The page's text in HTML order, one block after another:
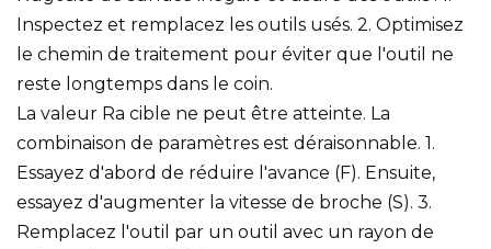
Inspectez et remplacez les outils usés. 2. Optimisez
le chemin de traitement pour éviter que l'outil ne
reste longtemps dans le coin.
La valeur Ra ​​cible ne peut être atteinte. La
combinaison de paramètres est déraisonnable. 1.
Essayez d'abord de réduire l'avance (F). Ensuite,
essayez d'augmenter la vitesse de broche (S). 3.
Remplacez l'outil par un outil avec un rayon de